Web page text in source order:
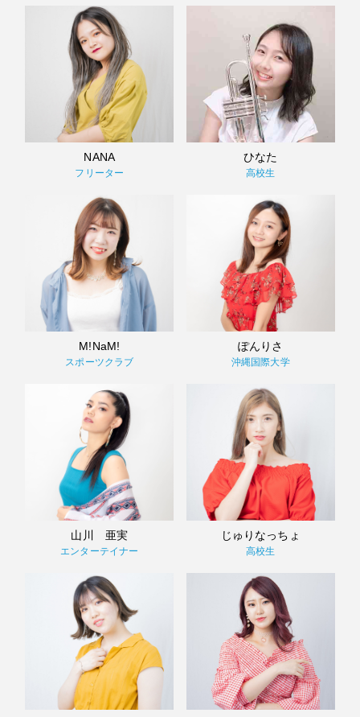
NANA
フリーター
ひなた
高校生
M!NaM!
スポーツクラブ
ぽんりさ
沖縄国際大学
山川 亜実
エンターテイナー
じゅりなっちょ
高校生